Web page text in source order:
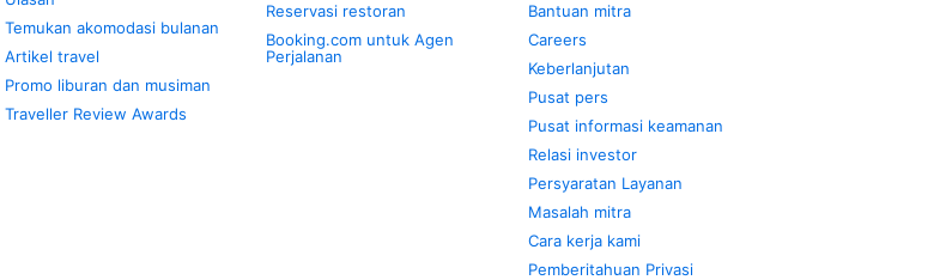
Temukan akomodasi bulanan
Artikel travel
Promo liburan dan musiman
Traveller Review Awards
Reservasi restoran
Booking.com untuk Agen
Perjalanan
Bantuan mitra
Careers
Keberlanjutan
Pusat pers
Pusat informasi keamanan
Relasi investor
Persyaratan Layanan
Masalah mitra
Cara kerja kami
Pemberitahuan Privasi